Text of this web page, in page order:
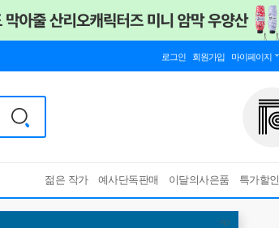
로그인 회원가입 마이페이지
젊은 작가 예사단독판매 이달의사은품 특가할인